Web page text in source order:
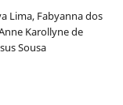
Lima, Fabyanna dos
Karollyne de
Sousa